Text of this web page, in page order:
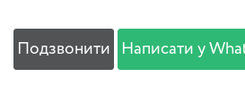
Подзвонити Написати у